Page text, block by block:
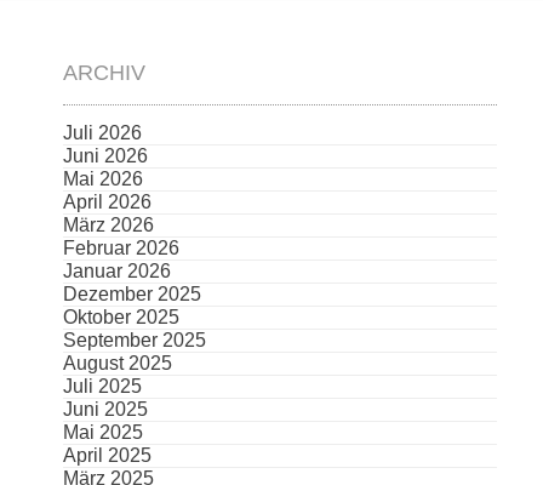
ARCHIV
Juli 2026
Juni 2026
Mai 2026
April 2026
März 2026
Februar 2026
Januar 2026
Dezember 2025
Oktober 2025
September 2025
August 2025
Juli 2025
Juni 2025
Mai 2025
April 2025
März 2025